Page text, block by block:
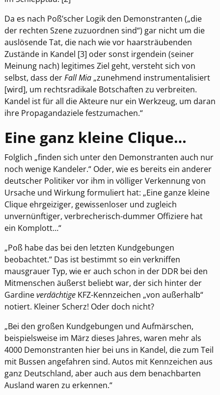
Da es nach Poß’scher Logik den Demonstranten („die
der rechten Szene zuzuordnen sind“) gar nicht um die
auslösende Tat, die nach wie vor haarsträubenden
Zustände in Kandel [3] oder sonst irgendein (seiner
Meinung nach) legitimes Ziel geht, versteht sich von
selbst, dass derFall Mia„zunehmend instrumentalisiert
[wird], um rechtsradikale Botschaften zu verbreiten.
Kandel ist für all die Akteure nur ein Werkzeug, um daran
ihre Propagandaziele festzumachen.“
Eine ganz kleine Clique…
Folglich „finden sich unter den Demonstranten auch nur
noch wenige Kandeler.“ Oder, wie es bereits ein anderer
deutscher Politiker vor ihm in völliger Verkennung von
Ursache und Wirkung formuliert hat: „Eine ganze kleine
Clique ehrgeiziger, gewissenloser und zugleich
unvernünftiger, verbrecherisch-dummer Offiziere hat
ein Komplott…“
„Poß habe das bei den letzten Kundgebungen
beobachtet.“ Das ist bestimmt so ein verkniffen
mausgrauer Typ, wie er auch schon in der DDR bei den
Mitmenschen äußerst beliebt war, der sich hinter der
GardineverdächtigeKFZ-Kennzeichen „von außerhalb“
notiert. Kleiner Scherz! Oder doch nicht?
„Bei den großen Kundgebungen und Aufmärschen,
beispielsweise im März dieses Jahres, waren mehr als
4000 Demonstranten hier bei uns in Kandel, die zum Teil
mit Bussen angefahren sind. Autos mit Kennzeichen aus
ganz Deutschland, aber auch aus dem benachbarten
Ausland waren zu erkennen.“